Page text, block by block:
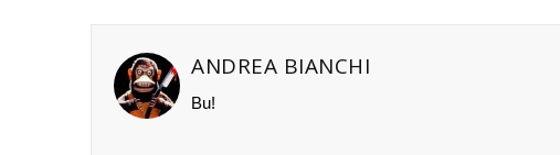
ANDREA BIANCHI
Bu!